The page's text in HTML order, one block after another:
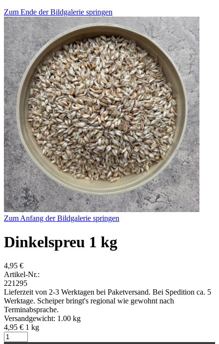
Zum Ende der Bildgalerie springen
Zum Anfang der Bildgalerie springen
Dinkelspreu 1 kg
4,95 €
Artikel-Nr.:
221295
Lieferzeit von 2-3 Werktagen bei Paketversand. Bei Spedition ca. 5
Werktage. Scheiper bringt's regional wie gewohnt nach
Terminabsprache.
Versandgewicht: 1.00 kg
4,95 € 1 kg